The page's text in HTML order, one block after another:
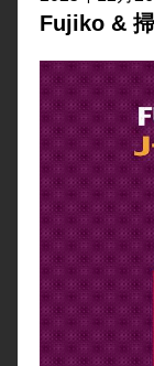
Fujiko & 掃